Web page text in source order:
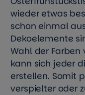
wieder etwas
schon einmal
Dekoelemente
Wahl der Farben
kann sich jeder
erstellen. Somit
verspielter oder